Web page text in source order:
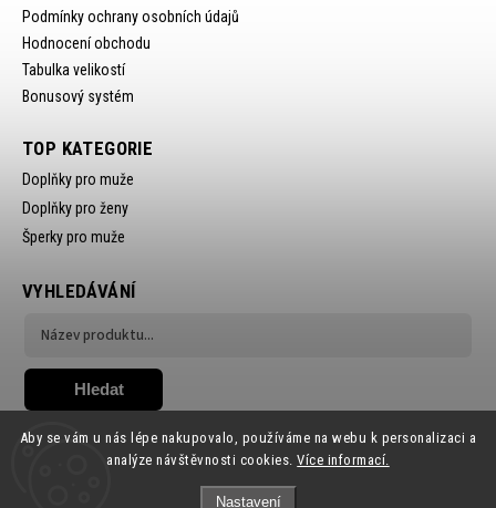
Aby se vám u nás lépe nakupovalo, používáme na webu k personalizaci a
analýze návštěvnosti cookies.Více informací.
Nastavení
Podmínky ochrany osobních údajů
Hodnocení obchodu
Tabulka velikostí
Bonusový systém
TOP KATEGORIE
Doplňky pro muže
Doplňky pro ženy
Šperky pro muže
VYHLEDÁVÁNÍ
Hledat